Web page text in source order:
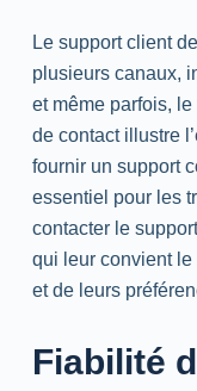
Le support client
plusieurs canaux,
et même parfois,
de contact illustre
fournir un support
essentiel pour les
contacter le
qui leur convient
et de leurs
Fiabilité